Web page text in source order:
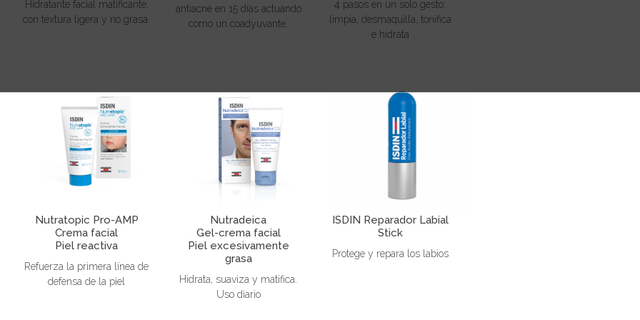
Hidratante facial matificante,
con textura ligera y no grasa.
antiacné en 15 días actuando
como un coadyuvante.
4 pasos en un solo gesto:
limpia, desmaquilla, tonifica
e hidrata
Nutratopic Pro-AMP
Crema facial
Piel reactiva
Refuerza la primera línea de
defensa de la piel
Nutradeica
Gel-crema facial
Piel excesivamente
grasa
Hidrata, suaviza y matifica.
Uso diario
ISDIN Reparador Labial
Stick
Protege y repara los labios